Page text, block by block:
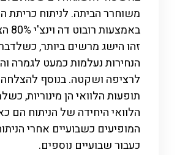
משוחרר הביתה. לניתוח כריתת
זהו הישג מרשים ביותר,
הנחירות נעלמות כמעט לגמרה
לרציפה ושקטה. בנוסף
תופעות הלוואי הן מינוריות,
הלוואי היחידה של הניתוח הם
המופיעים כשבועיים אחרי
כעבור שבועיים נוספים.